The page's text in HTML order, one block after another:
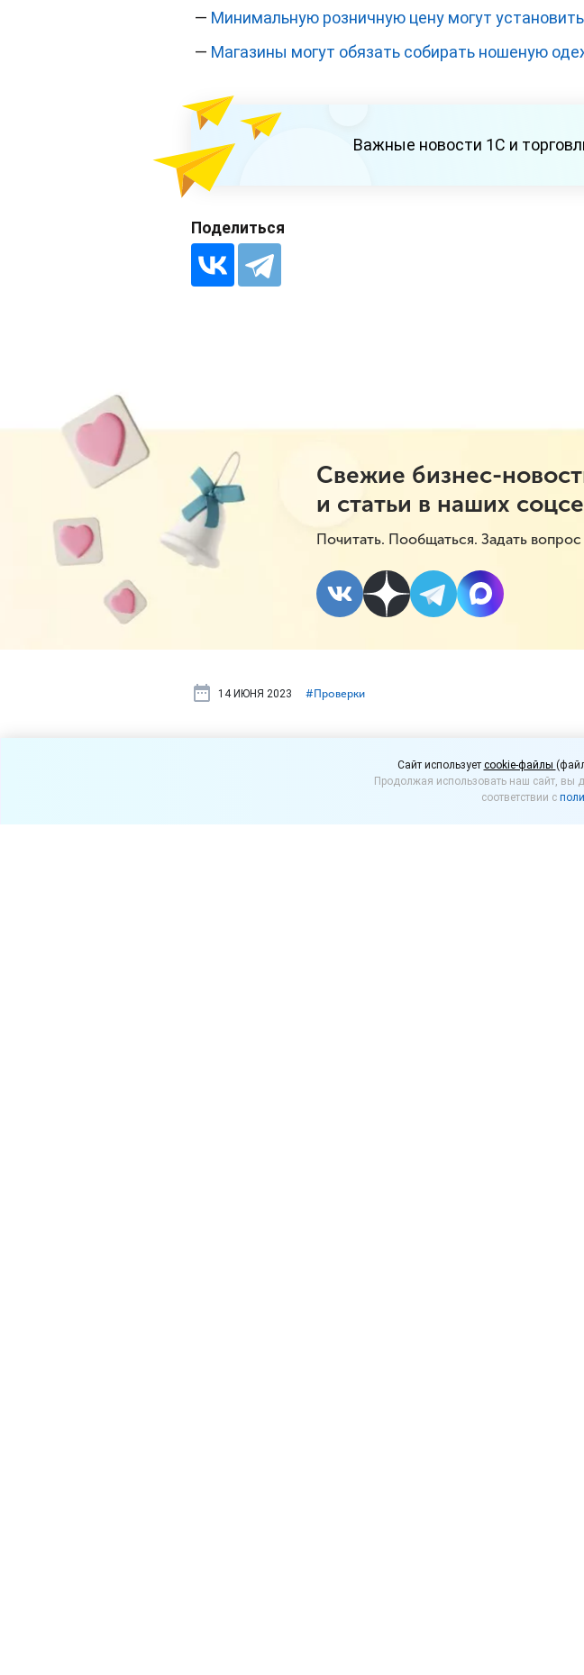
— Минимальную розничную цену могут установить
— Магазины могут обязать собирать ношеную
Важные новости 1С и
Поделиться
Свежие бизнес-
и статьи в наших
Почитать. Пообщаться. Задать вопрос
14 ИЮНЯ 2023 #⁣Проверки
Аптеки, отнесенные
риска, будут
Cайт использует cookie-файлы
Продолжая использовать наш сайт, вы
соответствии с